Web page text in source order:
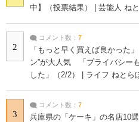
中】（投票結果） | 芸能人 ね
2
コメント数： 7
「もっと早く買えば良かった
ン”が大人気 「プライバシー
した」（2/2） | ライフ ねとら
3
コメント数： 7
兵庫県の「ケーキ」の名店10